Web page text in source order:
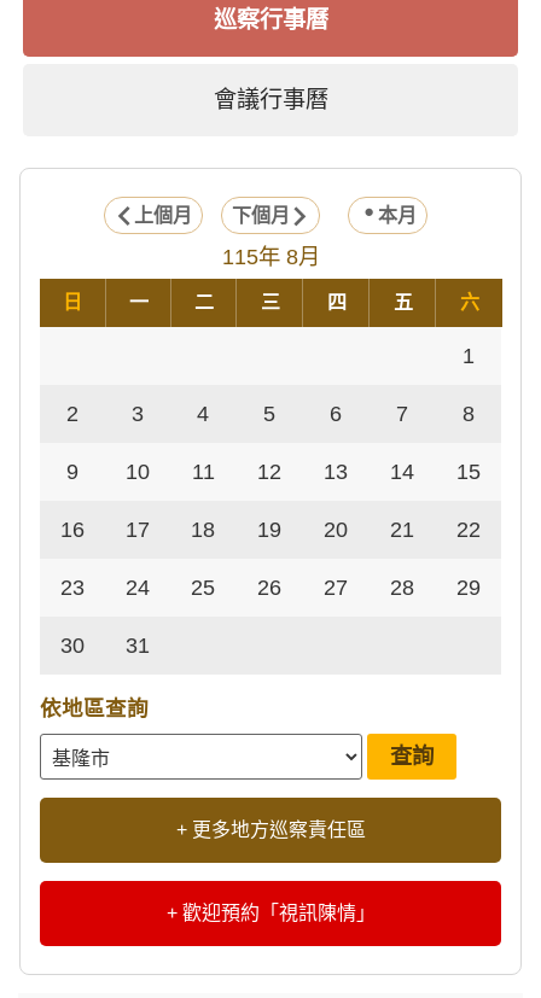
巡察行事曆
會議行事曆
上個月 下個月 本月
115年 8月
日 一 二 三 四 五 六
1
2 3 4 5 6 7 8
9 10 11 12 13 14 15
16 17 18 19 20 21 22
23 24 25 26 27 28 29
30 31
依地區查詢
+ 更多地方巡察責任區
+ 歡迎預約「視訊陳情」